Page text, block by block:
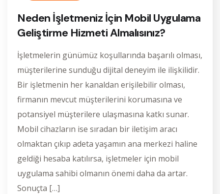
Neden İşletmeniz İçin Mobil Uygulama
Geliştirme Hizmeti Almalısınız?
İşletmelerin günümüz koşullarında başarılı olması,
müşterilerine sunduğu dijital deneyim ile ilişkilidir.
Bir işletmenin her kanaldan erişilebilir olması,
firmanın mevcut müşterilerini korumasına ve
potansiyel müşterilere ulaşmasına katkı sunar.
Mobil cihazların ise sıradan bir iletişim aracı
olmaktan çıkıp adeta yaşamın ana merkezi haline
geldiği hesaba katılırsa, işletmeler için mobil
uygulama sahibi olmanın önemi daha da artar.
Sonuçta […]